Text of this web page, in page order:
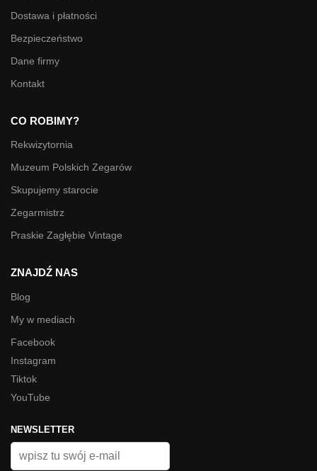
Dostawa i płatności
Bezpieczeństwo
Dane firmy
Kontakt
CO ROBIMY?
Rekwizytornia
Muzeum Polskich Zegarów
Skupujemy starocie
Zegarmistrz
Praskie Zagłębie Vintage
ZNAJDŹ NAS
Blog
My w mediach
Facebook
Instagram
Tiktok
YouTube
NEWSLETTER